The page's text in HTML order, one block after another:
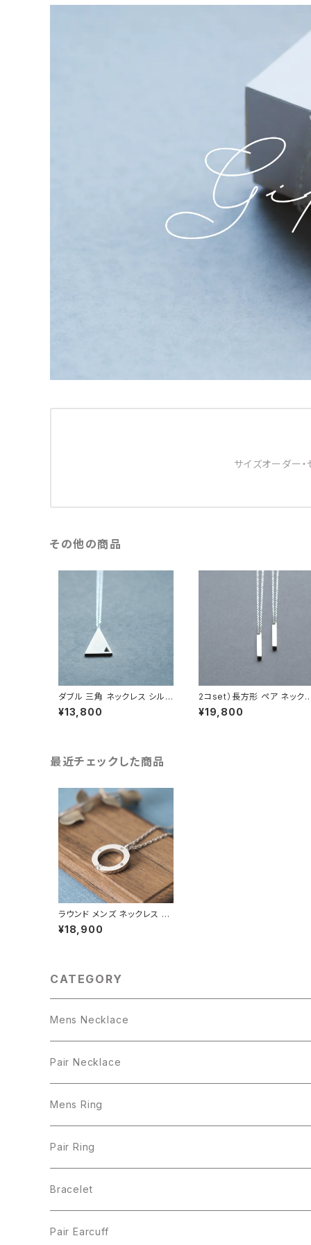
サイズオーダー
その他の商品
ダブル 三角 ネックレス シルバ
ー925 メンズ ユニセックス
¥13,800
2コset）長方形 ペア ネック
ス シルバー925
¥19,800
最近チェックした商品
ラウンド メンズ ネックレス シ
ルバー925
¥18,900
CATEGORY
Mens Necklace
Pair Necklace
Mens Ring
Pair Ring
Bracelet
Pair Earcuff